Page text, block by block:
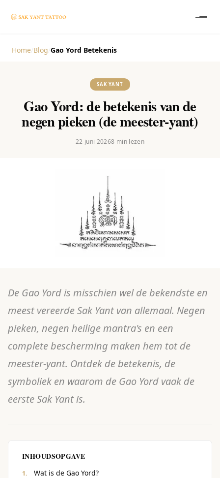
Home Blog Gao Yord Betekenis
SAK YANT
Gao Yord: de betekenis van de
negen pieken (de meester-yant)
22 juni 20268 min lezen
De Gao Yord is misschien wel de bekendste en
meest vereerde Sak Yant van allemaal. Negen
pieken, negen heilige mantra's en een
complete bescherming maken hem tot de
meester-yant. Ontdek de betekenis, de
symboliek en waarom de Gao Yord vaak de
eerste Sak Yant is.
INHOUDSOPGAVE
Wat is de Gao Yord?